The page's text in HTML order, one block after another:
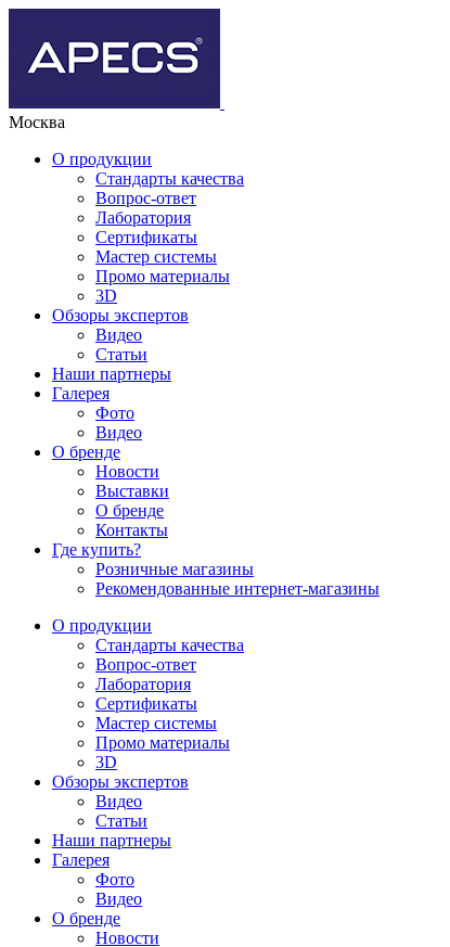
Москва
О продукции
Стандарты качества
Вопрос-ответ
Лаборатория
Сертификаты
Мастер системы
Промо материалы
3D
Обзоры экспертов
Видео
Статьи
Наши партнеры
Галерея
Фото
Видео
О бренде
Новости
Выставки
О бренде
Контакты
Где купить?
Розничные магазины
Рекомендованные интернет-магазины
О продукции
Стандарты качества
Вопрос-ответ
Лаборатория
Сертификаты
Мастер системы
Промо материалы
3D
Обзоры экспертов
Видео
Статьи
Наши партнеры
Галерея
Фото
Видео
О бренде
Новости